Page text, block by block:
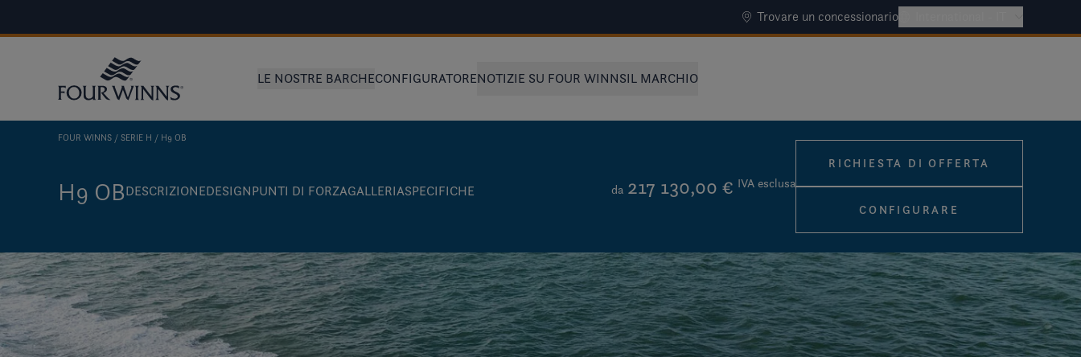
Trovare un concessionario
LE NOSTRE BARCHECONFIGURATORENOTIZIE SU FOUR WINNSIL MARCHIO
FOUR WINNS SERIE H H9 OB
H9 OBDESCRIZIONEDESIGNPUNTI DI FORZAGALLERIASPECIFICHE da 217 130,00 € IVA esclusa
RICHIESTA DI OFFERTA
CONFIGURARE